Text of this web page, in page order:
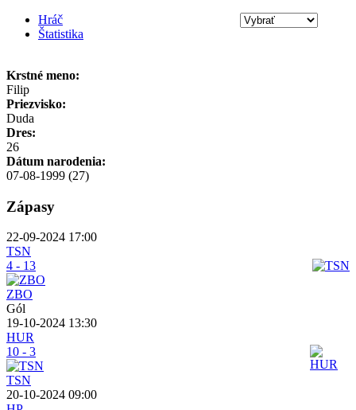
Hráč
Štatistika
Krstné meno:
Filip
Priezvisko:
Duda
Dres:
26
Dátum narodenia:
07-08-1999 (27)
Zápasy
22-09-2024 17:00
TSN
4 - 13
ZBO
Gól
19-10-2024 13:30
HUR
10 - 3
TSN
20-10-2024 09:00